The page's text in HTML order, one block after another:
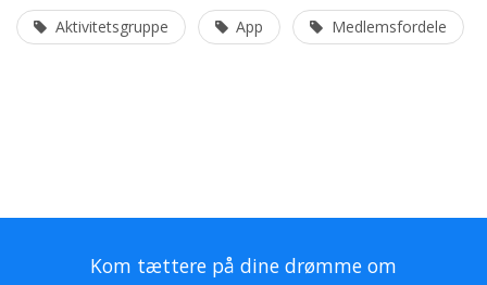
Aktivitetsgruppe App Medlemsfordele
Kom tættere på dine drømme om